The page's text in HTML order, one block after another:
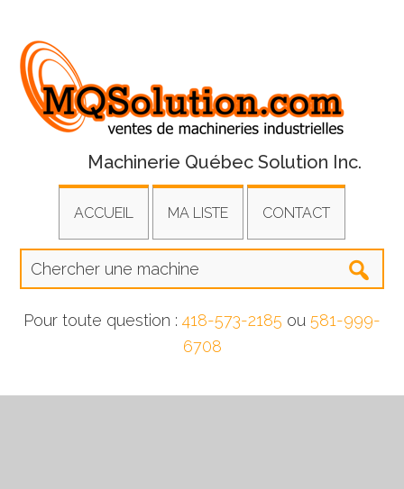
Machinerie Québec Solution Inc.
ACCUEIL MA LISTE CONTACT
Pour toute question : 418-573-2185 ou 581-999-
6708